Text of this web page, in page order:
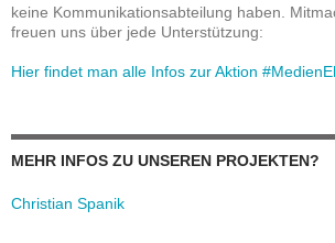
keine Kommunikationsabteilung haben.
freuen uns über jede Unterstützung:
Hier findet man alle Infos zur Aktion
MEHR INFOS ZU UNSEREN PROJEKTEN?
Christian Spanik